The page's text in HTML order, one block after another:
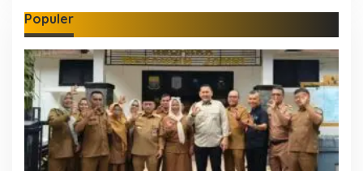
Populer